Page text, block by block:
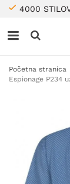
4000
Početna stranica
Espionage P234